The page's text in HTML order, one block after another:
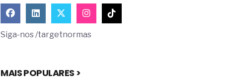
Siga-nos /targetnormas
MAIS POPULARES >